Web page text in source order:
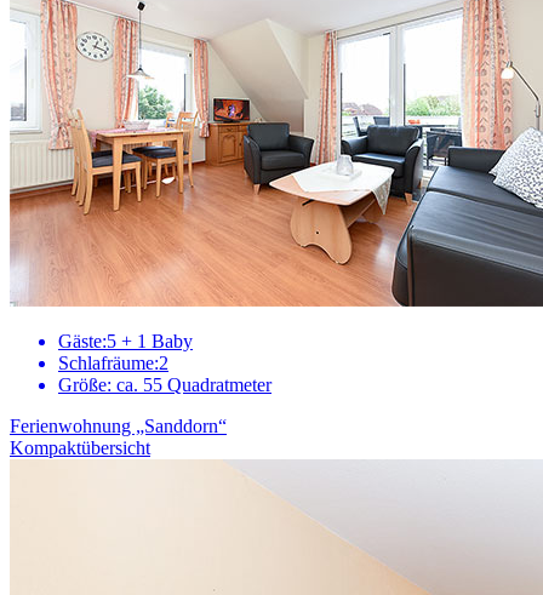
Gäste:5 + 1 Baby
Schlafräume:2
Größe: ca. 55 Quadratmeter
Ferienwohnung „Sanddorn“
Kompaktübersicht